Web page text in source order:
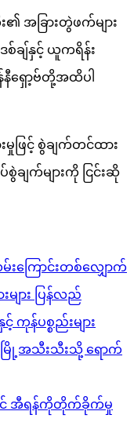
အခြားတွဲဖက်များ
စ်ချ်နှင့် ယူကရိန်း
ရှော့ဗ်တို့အထိပါ
ြင့် စွဲချက်တင်ထား
ျက်များကို ငြင်းဆို
မ်းကြောင်းတစ်လျှောက်
များ ပြန်လည်
ကုန်ပစ္စည်းများ
မြို့အသီးသီးသို့ ရောက်
အီရန်ကိုတိုက်ခိုက်မှု